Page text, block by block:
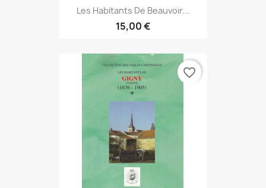
Les Habitants De Beauvoir...
15,00 €
favorite_border